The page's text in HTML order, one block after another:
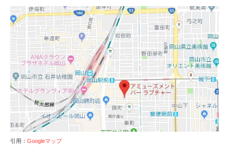
引用： Googleマップ